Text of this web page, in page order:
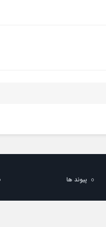
پیوند ها